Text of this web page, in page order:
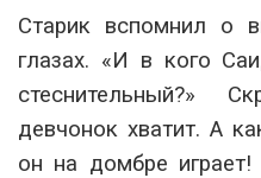
Старик вспомнил о
глазах. «И в кого
стеснительный?»
девчонок хватит. А
он на домбре играет!